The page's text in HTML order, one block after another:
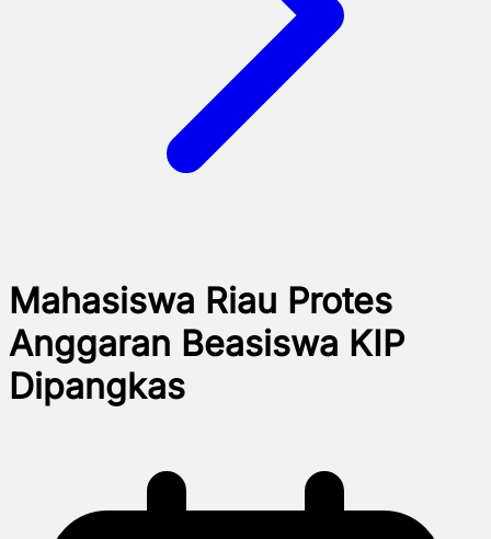
Mahasiswa Riau Protes
Anggaran Beasiswa KIP
Dipangkas